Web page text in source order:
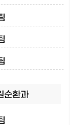
순환과